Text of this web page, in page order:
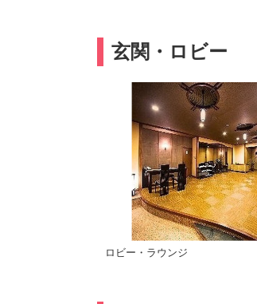
玄関・ロビー
ロビー・ラウンジ